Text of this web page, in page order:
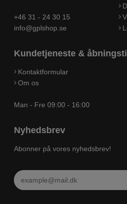
+46 31 - 24 30 15
info@gplshop.se
Kundetjeneste &
Kontaktformular
Om os
Man - Fre 09:00 - 16:00
Nyhedsbrev
Abonner på vores nyhedsbrev!